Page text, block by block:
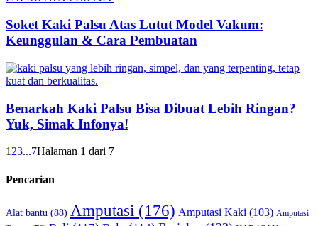
Soket Kaki Palsu Atas Lutut Model Vakum:
Keunggulan & Cara Pembuatan
Benarkah Kaki Palsu Bisa Dibuat Lebih Ringan?
Yuk, Simak Infonya!
123...7Halaman 1 dari 7
Pencarian
Alat bantu (88) Amputasi (176) Amputasi Kaki (103) Amputasi